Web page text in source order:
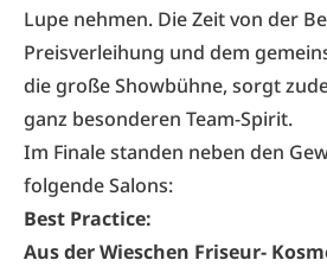
Lupe nehmen. Die Zeit von der
Preisverleihung und dem
die große Showbühne, sorgt
ganz besonderen Team-Spirit.
Im Finale standen neben den
folgende Salons:
Best Practice:
Aus der Wieschen Friseur-